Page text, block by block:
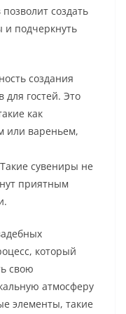
создать
и подчеркнуть
создания
для гостей. Это
как
или вареньем,
сувениры не
приятным
который
свою
атмосферу
элементы, такие